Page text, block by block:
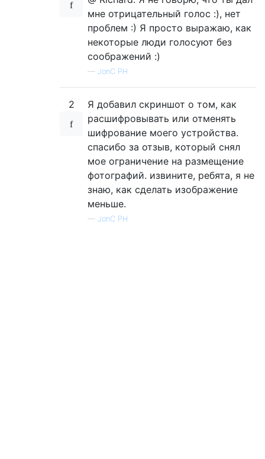
мне отрицательный голос :), нет
проблем :) Я просто выражаю, как
некоторые люди голосуют без
соображений :)
— JonC PH
2
Я добавил скриншот о том, как
расшифровывать или отменять
шифрование моего устройства.
спасибо за отзыв, который снял
мое ограничение на размещение
фотографий. извините, ребята, я не
знаю, как сделать изображение
меньше.
— JonC PH